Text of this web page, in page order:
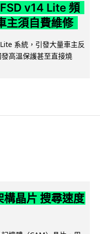
v14 Lite 頻
主須自費維修
系統，引發大量車主反
高溫保護甚至直接燒
晶片 搜尋速度